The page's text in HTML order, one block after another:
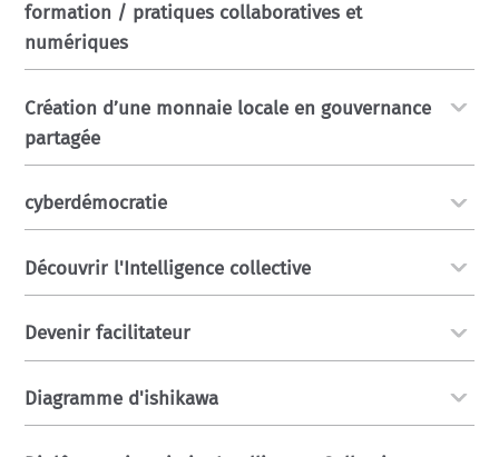
formation / pratiques collaboratives et
numériques
Création d’une monnaie locale en gouvernance
partagée
cyberdémocratie
Découvrir l'Intelligence collective
Devenir facilitateur
Diagramme d'ishikawa